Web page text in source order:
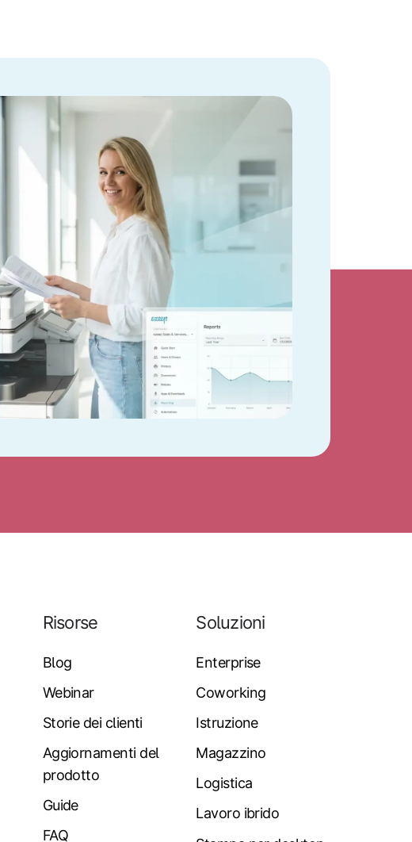
Risorse
Blog
Webinar
Storie dei clienti
Aggiornamenti del
prodotto
Guide
FAQ
Soluzioni
Enterprise
Coworking
Istruzione
Magazzino
Logistica
Lavoro ibrido